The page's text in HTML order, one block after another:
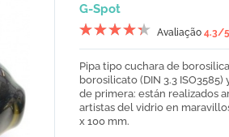
G-Spot
Avaliação 4.3/5
Pipa tipo cuchara de
borosilicato (DIN 3.3
de primera: están realizados
artistas del vidrio en
x 100 mm.